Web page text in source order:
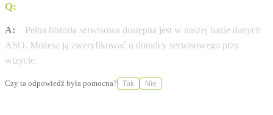
Q:
A:
Pełna historia serwisowa dostępna jest w naszej bazie danych
ASO. Możesz ją zweryfikować u doradcy serwisowego przy
wizycie.
Czy ta odpowiedź była pomocna? Tak Nie